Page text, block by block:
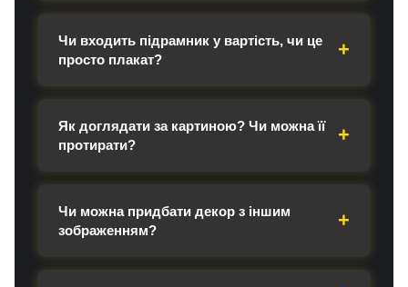
Чи входить підрамник у вартість, чи це
просто плакат?
Як доглядати за картиною? Чи можна її
протирати?
Чи можна придбати декор з іншим
зображенням?